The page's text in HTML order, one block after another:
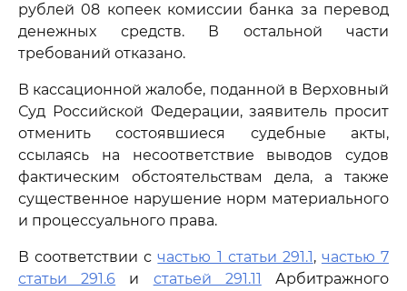
рублей 08 копеек комиссии банка за перевод
денежных средств. В остальной части
требований отказано.
В кассационной жалобе, поданной в Верховный
Суд Российской Федерации, заявитель просит
отменить состоявшиеся судебные акты,
ссылаясь на несоответствие выводов судов
фактическим обстоятельствам дела, а также
существенное нарушение норм материального
и процессуального права.
В соответствии счастью 1 статьи 291.1, частью 7
статьи 291.6 и статьей 291.11 Арбитражного